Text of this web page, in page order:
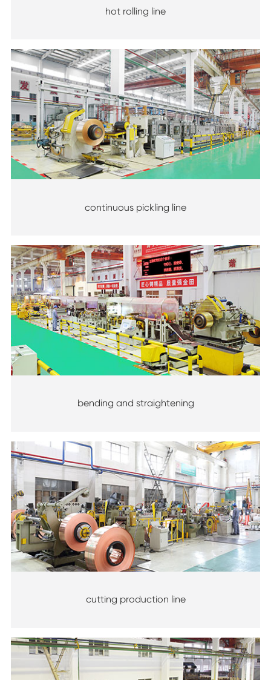
hot rolling line
continuous pickling line
bending and straightening
cutting production line